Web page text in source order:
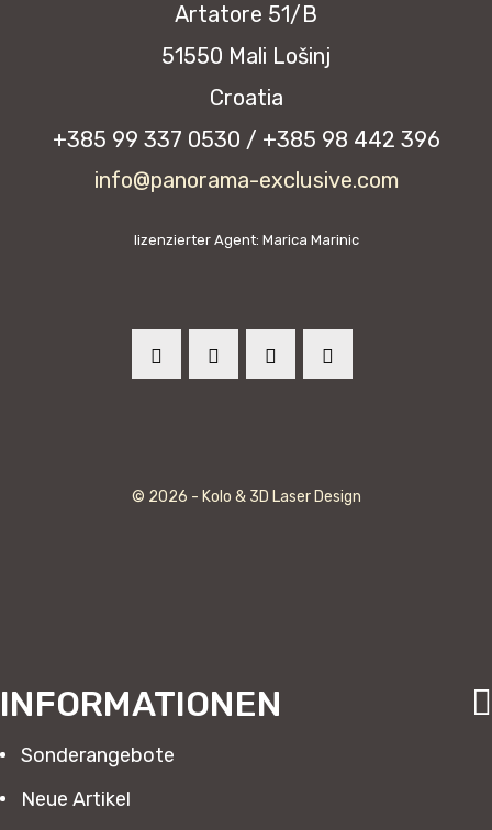
Artatore 51/B
51550 Mali Lošinj
Croatia
+385 99 337 0530 / +385 98 442 396
info@panorama-exclusive.com
lizenzierter Agent: Marica Marinic
© 2026 - Kolo & 3D Laser Design
INFORMATIONEN
Sonderangebote
Neue Artikel